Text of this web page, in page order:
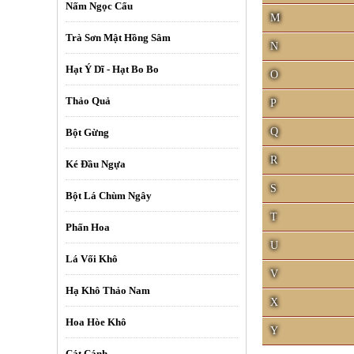
Nấm Ngọc Cẩu
Trà Sơn Mật Hồng Sâm
Hạt Ý Dĩ - Hạt Bo Bo
Thảo Quả
Bột Gừng
Ké Đầu Ngựa
Bột Lá Chùm Ngây
Phấn Hoa
Lá Vối Khô
Hạ Khô Thảo Nam
Hoa Hòe Khô
M
N
O
P
Q
R
S
T
U
V
X
Y